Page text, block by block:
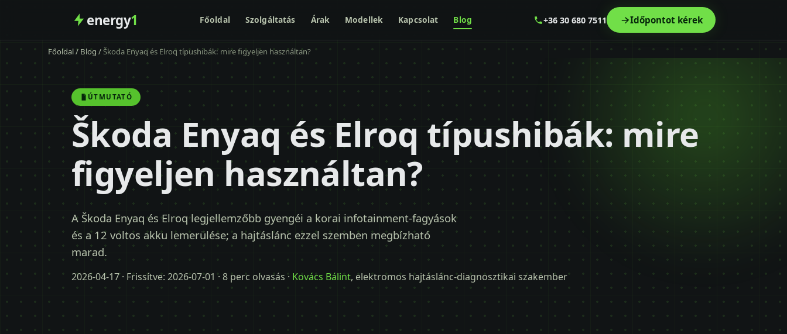
energy1 Főoldal Szolgáltatás Árak Modellek Kapcsolat Blog +36 30 680 7511 Időpontot kérek
Főoldal/ Blog /Škoda Enyaq és Elroq típushibák: mire figyeljen használtan?
ÚTMUTATÓ
Škoda Enyaq és Elroq típushibák: mire
figyeljen használtan?
A Škoda Enyaq és Elroq legjellemzőbb gyengéi a korai infotainment-fagyások
és a 12 voltos akku lemerülése; a hajtáslánc ezzel szemben megbízható
marad.
2026-04-17· Frissítve: 2026-07-01 · 8 perc olvasás · Kovács Bálint, elektromos hajtáslánc-diagnosztikai szakember